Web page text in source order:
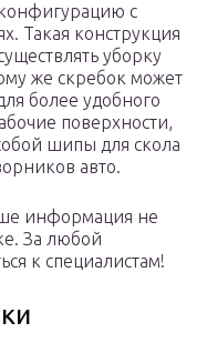
с
Такая конструкция
уборку
же скребок может
более удобного
поверхности,
шипы для скола
авто.
информация не
За любой
к специалистам!